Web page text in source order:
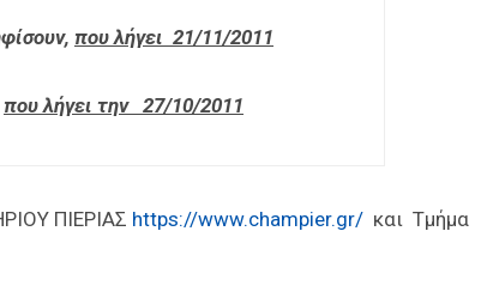
που λήγει 21/11/2011
που λήγει την 27/10/2011
ΠΙΕΡΙΑΣ https://www.champier.gr/ και Τμήμα